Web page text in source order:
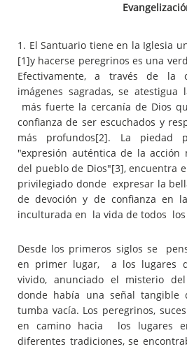
1. El Santuario tiene en la Iglesia
[1]y hacerse peregrinos es una
Efectivamente, a través de la
imágenes sagradas, se
más fuerte la cercanía de Dios
confianza de ser escuchados y
más profundos[2]. La piedad
"expresión auténtica de la
del pueblo de Dios"[3], encuentra
privilegiado donde expresar la
de devoción y de confianza en
inculturada en la vida de todos los
Desde los primeros siglos se
en primer lugar, a los lugares
vivido, anunciado el misterio
donde había una señal tangible
tumba vacía. Los peregrinos,
en camino hacia los lugares
diferentes tradiciones, se